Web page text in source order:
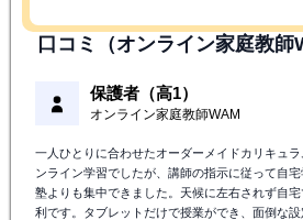
口コミ（オンライン家庭教師
保護者（高1）
オンライン家庭教師WAM
一人ひとりに合わせたオーダーメイドカリキュ
ンライン学習でしたが、講師の指示に従って自
塾よりも集中できました。天候に左右されず自
利です。タブレットだけで授業ができ、面倒な